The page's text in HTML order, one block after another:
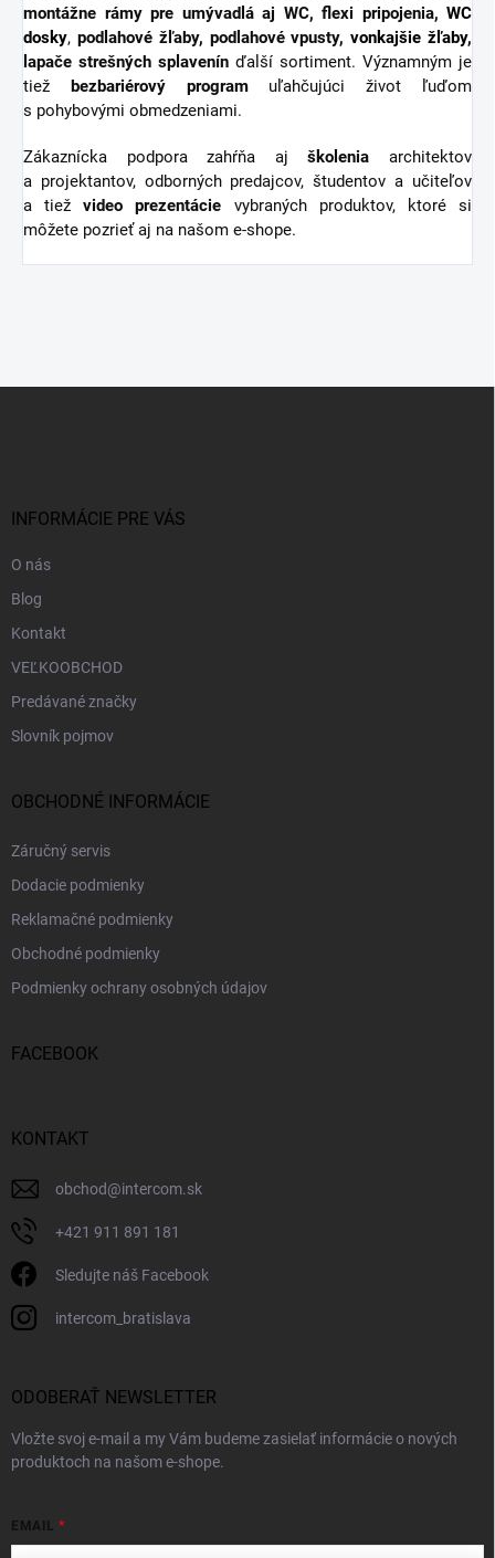
montážne rámy pre umývadlá aj WC, flexi pripojenia, WC
dosky, podlahové žľaby, podlahové vpusty,vonkajšie žľaby,
lapače strešných splavenín ďalší sortiment. Významným je
tiež bezbariérový programuľahčujúci život ľuďom
s pohybovými obmedzeniami.
Zákaznícka podpora zahŕňa ajškolenia architektov
a projektantov, odborných predajcov, študentov a učiteľov
a tiežvideo prezentácie vybraných produktov, ktoré si
môžete pozrieť aj na našom e-shope.
INFORMÁCIE PRE VÁS
O nás
Blog
Kontakt
VEĽKOOBCHOD
Predávané značky
Slovník pojmov
OBCHODNÉ INFORMÁCIE
Záručný servis
Dodacie podmienky
Reklamačné podmienky
Obchodné podmienky
Podmienky ochrany osobných údajov
FACEBOOK
KONTAKT
obchod@intercom.sk
+421 911 891 181
Sledujte náš Facebook
intercom_bratislava
ODOBERAŤ NEWSLETTER
Vložte svoj e-mail a my Vám budeme zasielať informácie o nových
produktoch na našom e-shope.
EMAIL